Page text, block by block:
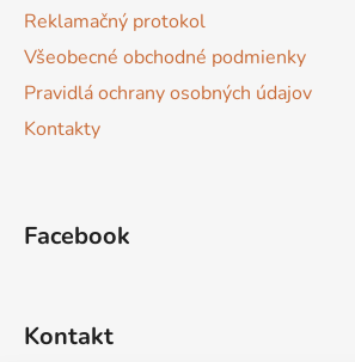
Reklamačný protokol
Všeobecné obchodné podmienky
Pravidlá ochrany osobných údajov
Kontakty
Facebook
Kontakt